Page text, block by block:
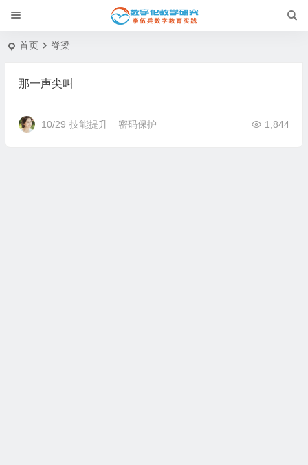
首页 脊梁
那一声尖叫
10/29 技能提升 1,844
密码保护